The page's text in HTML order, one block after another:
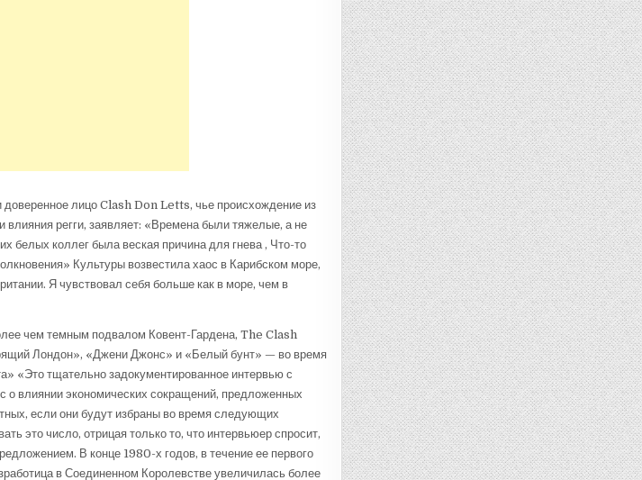
лицо Clash Don Letts, чье происхождение из
регги, заявляет: «Времена были тяжелые, а не
белых коллег была веская причина для гнева , Что-то
Культуры возвестила хаос в Карибском море,
Я чувствовал себя больше как в море, чем в
чем темным подвалом Ковент-Гардена, The Clash
Лондон», «Джени Джонс» и «Белый бунт» — во время
«Это тщательно задокументированное интервью с
о влиянии экономических сокращений, предложенных
если они будут избраны во время следующих
это число, отрицая только то, что интервьюер спросит,
В конце 1980-х годов, в течение ее первого
в Соединенном Королевстве увеличилась более